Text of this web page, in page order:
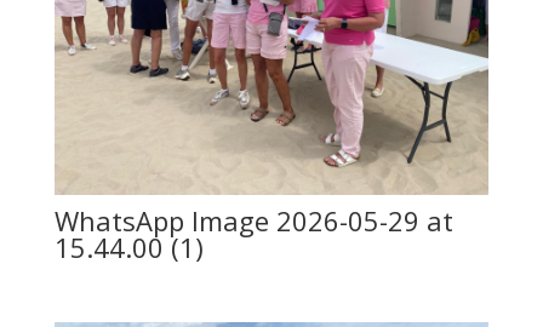
WhatsApp Image 2026-05-29 at
15.44.00 (1)